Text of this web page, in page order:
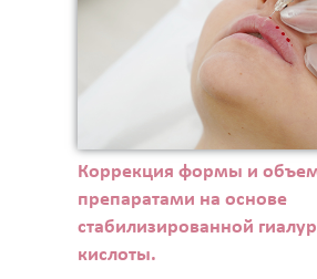
Коррекция формы и
препаратами на основе
стабилизированной
кислоты.